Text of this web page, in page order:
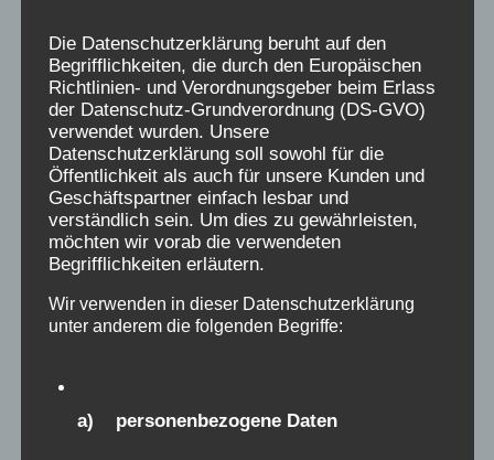
Niemand sollte das Leid der
Verschickungskinder, was sich seit 2019
zehntausendfach öffentlich geäußert hat,
kleinreden wollen, kein einziger positiver
Bericht sollte denjenigen, die als Kinder in
diesen Einrichtungen gelitten haben, das
Leid absprechen. Alle Menschen, die das
Glück hatten, solches nicht zu erleben,
ihre traumatischen Erlebnisse öffentlich
gemacht haben, gab es keinen Sturm der
Die Datenschutzerklärung beruht auf den
Begrifflichkeiten, die durch den Europäischen
Richtlinien- und Verordnungsgeber beim Erlass
der Datenschutz-Grundverordnung (DS-GVO)
verwendet wurden. Unsere
Datenschutzerklärung soll sowohl für die
Öffentlichkeit als auch für unsere Kunden und
Geschäftspartner einfach lesbar und
verständlich sein. Um dies zu gewährleisten,
möchten wir vorab die verwendeten
Begrifflichkeiten erläutern.
Wir verwenden in dieser Datenschutzerklärung
unter anderem die folgenden Begriffe:
a) personenbezogene Daten